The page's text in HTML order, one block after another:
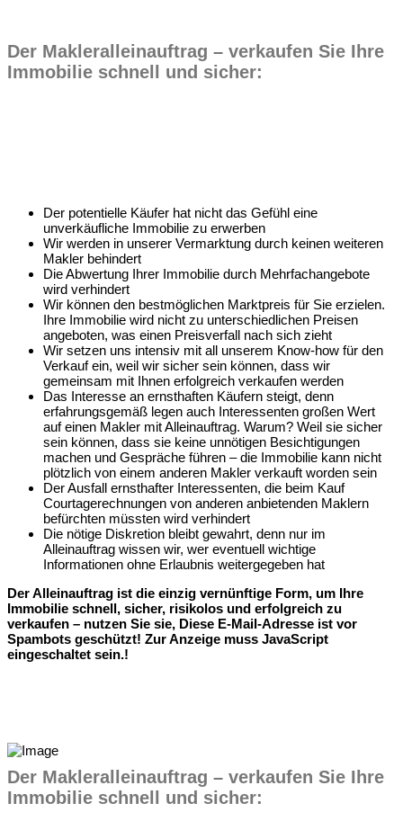
Der Makleralleinauftrag – verkaufen Sie Ihre
Immobilie schnell und sicher:
Der potentielle Käufer hat nicht das Gefühl eine
unverkäufliche Immobilie zu erwerben
Wir werden in unserer Vermarktung durch keinen weiteren
Makler behindert
Die Abwertung Ihrer Immobilie durch Mehrfachangebote
wird verhindert
Wir können den bestmöglichen Marktpreis für Sie erzielen.
Ihre Immobilie wird nicht zu unterschiedlichen Preisen
angeboten, was einen Preisverfall nach sich zieht
Wir setzen uns intensiv mit all unserem Know-how für den
Verkauf ein, weil wir sicher sein können, dass wir
gemeinsam mit Ihnen erfolgreich verkaufen werden
Das Interesse an ernsthaften Käufern steigt, denn
erfahrungsgemäß legen auch Interessenten großen Wert
auf einen Makler mit Alleinauftrag. Warum? Weil sie sicher
sein können, dass sie keine unnötigen Besichtigungen
machen und Gespräche führen – die Immobilie kann nicht
plötzlich von einem anderen Makler verkauft worden sein
Der Ausfall ernsthafter Interessenten, die beim Kauf
Courtagerechnungen von anderen anbietenden Maklern
befürchten müssten wird verhindert
Die nötige Diskretion bleibt gewahrt, denn nur im
Alleinauftrag wissen wir, wer eventuell wichtige
Informationen ohne Erlaubnis weitergegeben hat
Der Alleinauftrag ist die einzig vernünftige Form, um Ihre
Immobilie schnell, sicher, risikolos und erfolgreich zu
verkaufen – nutzen Sie sie, Diese E-Mail-Adresse ist vor
Spambots geschützt! Zur Anzeige muss JavaScript
eingeschaltet sein.!
Der Makleralleinauftrag – verkaufen Sie Ihre
Immobilie schnell und sicher: